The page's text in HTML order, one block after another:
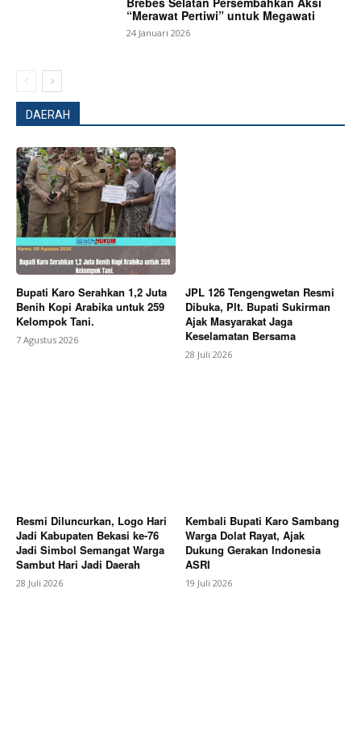
SUBSCRIBE NOW
Company
About
Contact us
dan Pentingnya Efisiensi Penggunaan Air
“Merawat Pertiwi” untuk Megawati
24 Januari 2026
DAERAH
Bupati Karo Serahkan 1,2 Juta
Benih Kopi Arabika untuk 259
Kelompok Tani.
7 Agustus 2026
JPL 126 Tengengwetan Resmi
Dibuka, Plt. Bupati Sukirman
Ajak Masyarakat Jaga
Keselamatan Bersama
28 Juli 2026
Resmi Diluncurkan, Logo Hari
Jadi Kabupaten Bekasi ke-76
Jadi Simbol Semangat Warga
Sambut Hari Jadi Daerah
28 Juli 2026
Kembali Bupati Karo Sambang
Warga Dolat Rayat, Ajak
Dukung Gerakan Indonesia
ASRI
19 Juli 2026